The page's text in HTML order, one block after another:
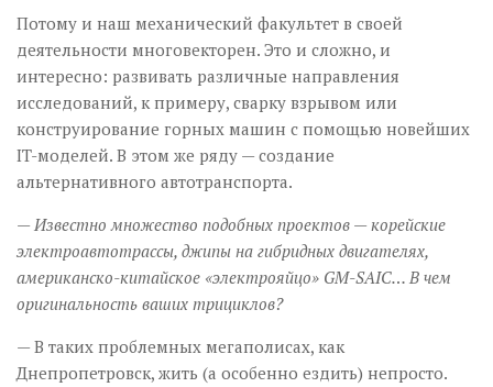
Потому и наш механический факультет в своей
деятельности многовекторен. Это и сложно, и
интересно: развивать различные направления
исследований, к примеру, сварку взрывом или
конструирование горных машин с помощью новейших
IT-моделей. В этом же ряду — создание
альтернативного автотранспорта.
— Известно множество подобных проектов — корейские
электроавтотрассы, джипы на гибридных двигателях,
американско-китайское «электрояйцо» GM-SAIC… В чем
оригинальность ваших трициклов?
— В таких проблемных мегаполисах, как
Днепропетровск, жить (а особенно ездить) непросто.